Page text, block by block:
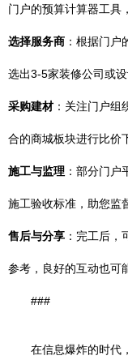
门户的预算计算器工具
选择服务商 ：根据门
选出3-5家装修公司或设
采购建材：关注门户组
合的商城板块进行比价
施工与监理 ：部分门
施工验收标准，助您监
售后与分享 ：完工后
参考，良好的互动也可
###
在信息爆炸的时代